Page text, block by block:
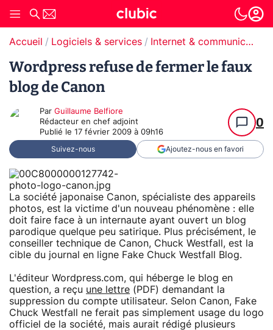
Accueil Logiciels & services Internet & communication
Wordpress refuse de fermer le faux
blog de Canon
Par Guillaume Belfiore
Rédacteur en chef adjoint
Publié le 17 février 2009 à 09h16
0
Suivez-nous Ajoutez-nous en favori
La société japonaise Canon, spécialiste des appareils
photos, est la victime d'un nouveau phénomène : elle
doit faire face à un internaute ayant ouvert un blog
parodique quelque peu satirique. Plus précisément, le
conseiller technique de Canon, Chuck Westfall, est la
cible du journal en ligne Fake Chuck Westfall Blog.
L'éditeur Wordpress.com, qui héberge le blog en
question, a reçu une lettre (PDF) demandant la
suppression du compte utilisateur. Selon Canon, Fake
Chuck Westfall ne ferait pas simplement usage du logo
officiel de la société, mais aurait rédigé plusieurs